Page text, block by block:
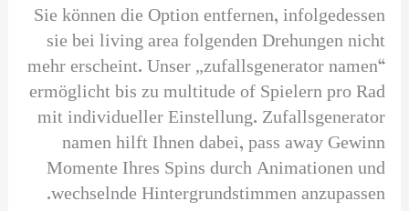
Sie können die Option entfernen, infolgedessen
sie bei living area folgenden Drehungen nicht
mehr erscheint. Unser „zufallsgenerator namen“
ermöglicht bis zu multitude of Spielern pro Rad
mit individueller Einstellung. Zufallsgenerator
namen hilft Ihnen dabei, pass away Gewinn
Momente Ihres Spins durch Animationen und
wechselnde Hintergrundstimmen anzupassen.